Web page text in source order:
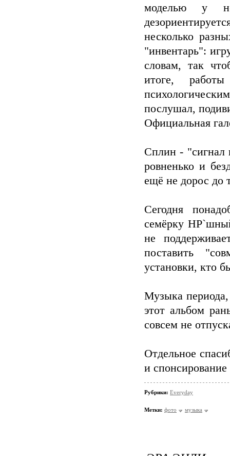
моделью у
несколько
"инвентарь":
словам, так
итоге,
послушал,
Официальная
Сплин - "сигнал
ровненько и
ещё не дорос до
Сегодня
семёрку
не
поставить
установки, кто
Музыка
этот альбом
совсем не
Отдельное
и
Рубрики: Everyday
Метки: фото музыка